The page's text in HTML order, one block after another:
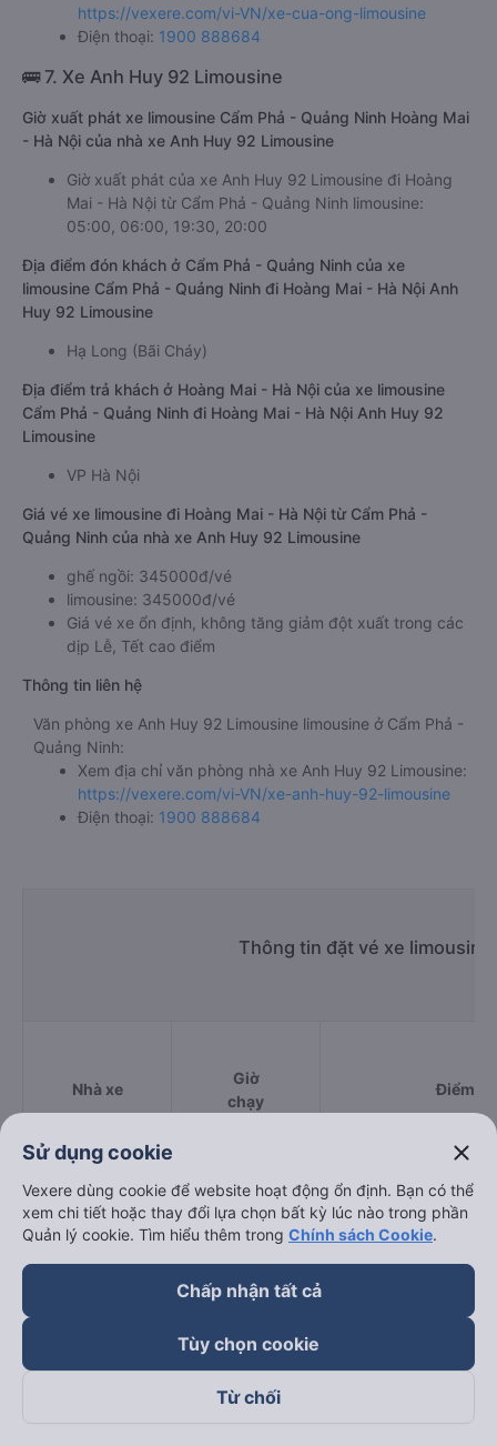
https://vexere.com/vi-VN/xe-cua-ong-limousine
Điện thoại: 1900 888684
🚌 7. Xe Anh Huy 92 Limousine
Giờ xuất phát xe limousine Cẩm Phả - Quảng Ninh Hoàng Mai
- Hà Nội của nhà xe Anh Huy 92 Limousine
Giờ xuất phát của xe Anh Huy 92 Limousine đi Hoàng
Mai - Hà Nội từ Cẩm Phả - Quảng Ninh limousine:
05:00, 06:00, 19:30, 20:00
Địa điểm đón khách ở Cẩm Phả - Quảng Ninh của xe
limousine Cẩm Phả - Quảng Ninh đi Hoàng Mai - Hà Nội Anh
Huy 92 Limousine
Hạ Long (Bãi Cháy)
Địa điểm trả khách ở Hoàng Mai - Hà Nội của xe limousine
Cẩm Phả - Quảng Ninh đi Hoàng Mai - Hà Nội Anh Huy 92
Limousine
VP Hà Nội
Giá vé xe limousine đi Hoàng Mai - Hà Nội từ Cẩm Phả -
Quảng Ninh của nhà xe Anh Huy 92 Limousine
ghế ngồi: 345000đ/vé
limousine: 345000đ/vé
Giá vé xe ổn định, không tăng giảm đột xuất trong các
dịp Lễ, Tết cao điểm
Thông tin liên hệ
Văn phòng xe Anh Huy 92 Limousine limousine ở Cẩm Phả -
Quảng Ninh:
Xem địa chỉ văn phòng nhà xe Anh Huy 92 Limousine:
https://vexere.com/vi-VN/xe-anh-huy-92-limousine
Điện thoại: 1900 888684
Thông tin đặt vé xe limousine
Nhà xe
Giờ
chạy
Điểm đi
Hà Lan 03:00 - 18:00 315 Lê Chân
Hoàng Hà
12:55 - 12:55 Lê Thanh Nghị
Bệnh viện đa khoa
Cửa Ông Bus 04:00 - 18:00 Tổ 2 Nam Thạch B
Sử dụng cookie close
Vexere dùng cookie để website hoạt động ổn định. Bạn có thể
xem chi tiết hoặc thay đổi lựa chọn bất kỳ lúc nào trong phần
Quản lý cookie. Tìm hiểu thêm trong Chính sách Cookie.
Chấp nhận tất cả
Tùy chọn cookie
Từ chối